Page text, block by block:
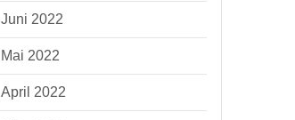
Juni 2022
Mai 2022
April 2022